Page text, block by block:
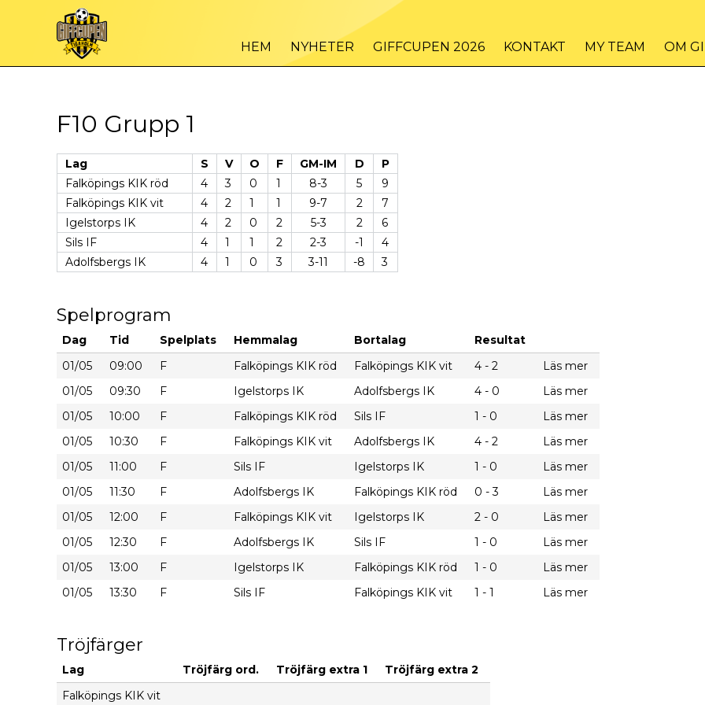
HEM NYHETER GIFFCUPEN 2026 KONTAKT MY TEAM OM
F10 Grupp 1
Lag S V O F GM-IM D
P
Falköpings KIK röd
4 3 0 1 8-3 5
9
Falköpings KIK vit
4 2 1 1 9-7 2
7
Igelstorps IK
4 2 0 2 5-3 2
6
Sils IF
4 1 1 2 2-3 -1
4
Adolfsbergs IK
4 1 0 3 3-11 -8 3
Spelprogram
Dag Tid Spelplats Hemmalag Bortalag
Resultat
01/05
09:00 F Falköpings KIK röd Falköpings KIK vit 4 - 2
Läs mer
01/05
09:30 F Igelstorps IK Adolfsbergs IK 4 - 0
Läs mer
01/05
10:00 F Falköpings KIK röd Sils IF 1 - 0
Läs mer
01/05
10:30 F Falköpings KIK vit Adolfsbergs IK 4 - 2
Läs mer
01/05
11:00 F Sils IF Igelstorps IK 1 - 0
Läs mer
01/05
11:30 F Adolfsbergs IK Falköpings KIK röd 0 - 3
Läs mer
01/05
12:00 F Falköpings KIK vit Igelstorps IK 2 - 0
Läs mer
01/05
12:30 F Adolfsbergs IK Sils IF 1 - 0
Läs mer
01/05
13:00 F Igelstorps IK Falköpings KIK röd 1 - 0
Läs mer
01/05
13:30 F Sils IF Falköpings KIK vit 1 - 1 Läs mer
Tröjfärger
Lag Tröjfärg ord. Tröjfärg extra 1
Tröjfärg extra 2
Falköpings KIK vit